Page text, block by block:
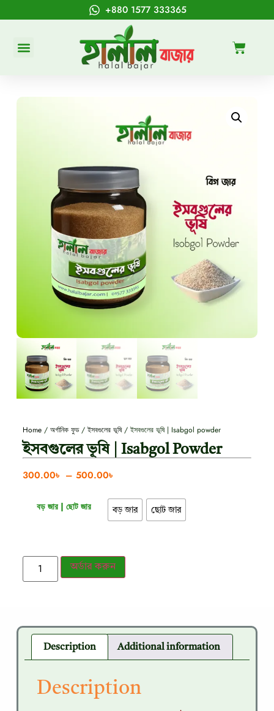
+880 1577 333365
Home/ অর্গানিক ফুড/ইসবগুলের ভূষি/ ইসবগুলের ভূষি | Isabgol powder
ইসবগুলের ভূষি | Isabgol Powder
300.00৳ – 500.00৳
বড় জার | ছোট জার বড় জার ছোট জার
অর্ডার করুন
Description Additional information
Description